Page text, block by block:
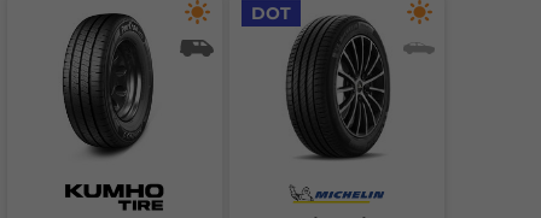
DOT